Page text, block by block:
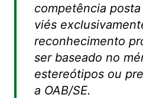
competência
viés
reconhecimento
ser baseado no
estereótipos ou
a OAB/SE.